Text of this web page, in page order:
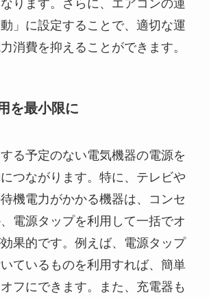
ります。さらに、エアコンの運
」に設定することで、適切な運
消費を抑えることができます。
を最小限に
る予定のない電気機器の電源を
つながります。特に、テレビや
機電力がかかる機器は、コンセ
電源タップを利用して一括でオ
果的です。例えば、電源タップ
ているものを利用すれば、簡単
フにできます。また、充電器も